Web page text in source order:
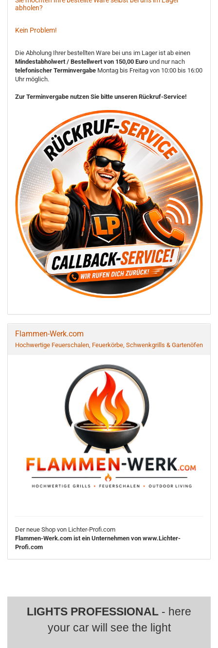
abholen?
Kein Problem!
Die Abholung Ihrer bestellten Ware bei uns im Lager ist ab einen
Mindestabholwert / Bestellwert von 150,00 Euro und nur nach
telefonischer Terminvergabe Montag bis Freitag von 10:00 bis 16:00
Uhr möglich.
Zur Terminvergabe nutzen Sie bitte unseren Rückruf-Service!
Flammen-Werk.com
Hochwertige Feuerschalen, Feuerkörbe, Schwenkgrills & Gartenöfen
Der neue Shop von Lichter-Profi.com
Flammen-Werk.com ist ein Unternehmen von www.Lichter-
Profi.com
LIGHTS PROFESSIONAL - here
your car will see the light